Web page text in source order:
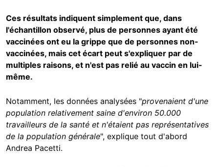
Ces résultats indiquent simplement que, dans
l'échantillon observé, plus de personnes ayant été
vaccinées ont eu la grippe que de personnes non-
vaccinées, mais cet écart peut s'expliquer par de
multiples raisons, et n'est pas relié au vaccin en lui-
même.
Notamment, les données analysées "provenaient d'une
population relativement saine d'environ 50.000
travailleurs de la santé et n'étaient pas représentatives
de la population générale", explique tout d'abord
Andrea Pacetti.